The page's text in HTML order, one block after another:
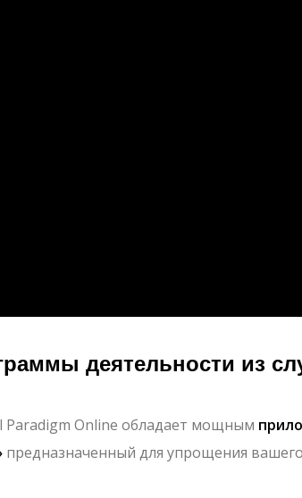
деятельности из
Paradigm Online обладает мощным
предназначенный для упрощения